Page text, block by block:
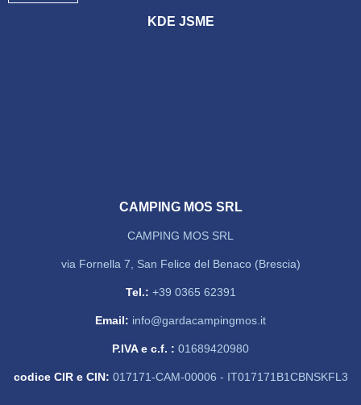
KDE JSME
CAMPING MOS SRL
CAMPING MOS SRL
via Fornella 7, San Felice del Benaco (Brescia)
Tel.: +39 0365 62391
Email: info@gardacampingmos.it
P.IVA e c.f. : 01689420980
codice CIR e CIN: 017171-CAM-00006 - IT017171B1CBNSKFL3